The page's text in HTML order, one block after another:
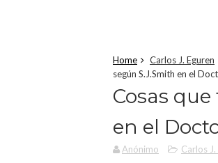
Home Carlos J. Eguren
según S.J.Smith en el
Cosas
en el
Anónimo Carlos J.